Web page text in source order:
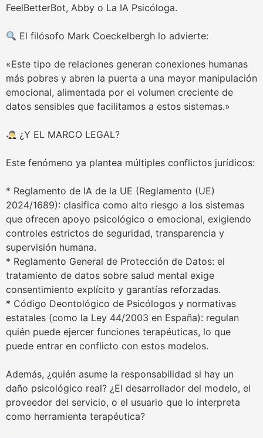
FeelBetterBot, Abby o La IA Psicóloga.
El filósofo Mark Coeckelbergh lo advierte:
«Este tipo de relaciones generan conexiones humanas
más pobres y abren la puerta a una mayor manipulación
emocional, alimentada por el volumen creciente de
datos sensibles que facilitamos a estos sistemas.»
¿Y EL MARCO LEGAL?
Este fenómeno ya plantea múltiples conflictos jurídicos:
* Reglamento de IA de la UE (Reglamento (UE)
2024/1689): clasifica como alto riesgo a los sistemas
que ofrecen apoyo psicológico o emocional, exigiendo
controles estrictos de seguridad, transparencia y
supervisión humana.
* Reglamento General de Protección de Datos: el
tratamiento de datos sobre salud mental exige
consentimiento explícito y garantías reforzadas.
* Código Deontológico de Psicólogos y normativas
estatales (como la Ley 44/2003 en España): regulan
quién puede ejercer funciones terapéuticas, lo que
puede entrar en conflicto con estos modelos.
Además, ¿quién asume la responsabilidad si hay un
daño psicológico real? ¿El desarrollador del modelo, el
proveedor del servicio, o el usuario que lo interpreta
como herramienta terapéutica?